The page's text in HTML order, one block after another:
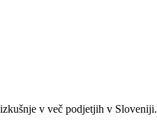
v več podjetjih v Sloveniji.